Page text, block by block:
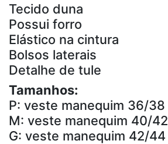
Tecido duna
Possui forro
Elástico na cintura
Bolsos laterais
Detalhe de tule
Tamanhos:
P: veste manequim 36/38
M: veste manequim 40/42
G: veste manequim 42/44